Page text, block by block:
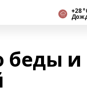
+28
беды